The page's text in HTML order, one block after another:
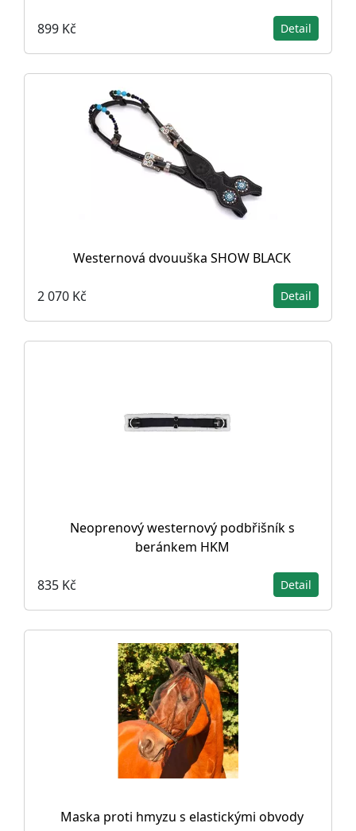
899 Kč Detail
Westernová dvouuška SHOW BLACK
2 070 Kč Detail
Neoprenový westernový podbřišník s
beránkem HKM
835 Kč Detail
Maska proti hmyzu s elastickými obvody